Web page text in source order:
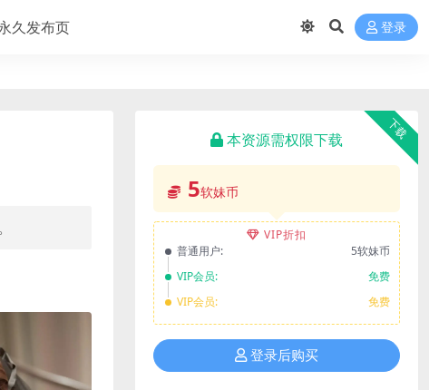
久发布页 登录
下载
本资源需权限下载
5软妹币
VIP折扣
普通用户:
5软妹币
VIP会员:
免费
VIP会员:
免费
登录后购买